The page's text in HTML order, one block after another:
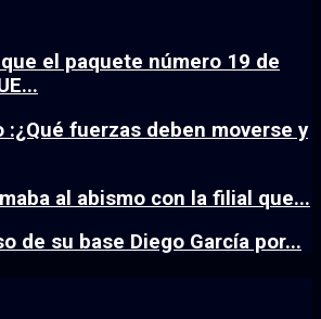
el paquete número 19 de
:¿Qué fuerzas deben moverse y
al abismo con la filial que...
de su base Diego García por...